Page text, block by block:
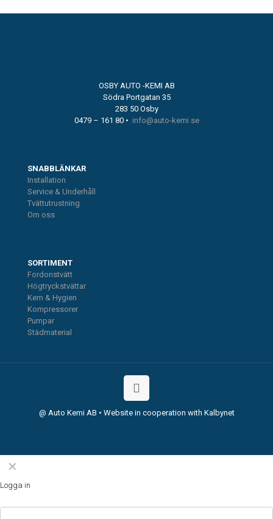
OSBY AUTO -KEMI AB
Södra Portgatan 35
283 50 Osby
0479 – 161 80 • info@auto-kemi.se
SNABBLÄNKAR
Installation
Service & Underhåll
Tvättutrustning
Om oss
SORTIMENT
Fordonstvätt
Högtryckstvättar
Kem & Hygien
Kompressorer
Pumpar
Städmaterial
@ Auto Kemi AB • Website in cooperation with Kalbynet
✕
Logga in